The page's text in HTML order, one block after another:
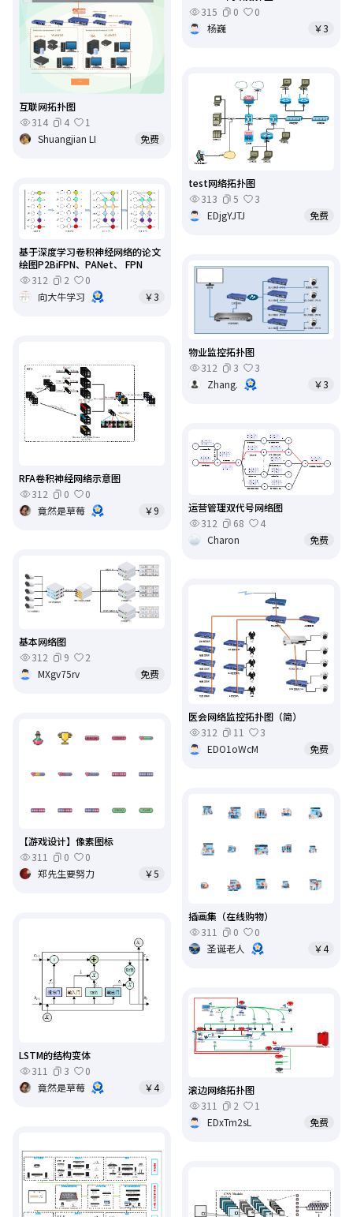
315
0
0
杨巍
￥3
互联网拓扑图
314
4
1
Shuangjian LI
免费
test网络拓扑图
313
5
3
EDjgYJTJ
免费
基于深度学习卷积神经网络的论文
绘图P2BiFPN、PANet、 FPN
312
2
0
向大牛学习
￥3
物业监控拓扑图
312
3
3
Zhang.
￥3
RFA卷积神经网络示意图
312
0
0
竟然是草莓
￥9
运营管理双代号网络图
312
68
4
Charon
免费
基本网络图
312
9
2
MXgv75rv
免费
医会网络监控拓扑图（简）
312
11
3
EDO1oWcM
免费
【游戏设计】像素图标
311
0
0
郑先生要努力
￥5
插画集（在线购物）
311
0
0
圣诞老人
￥4
LSTM的结构变体
311
3
0
竟然是草莓
￥4
滚边网络拓扑图
311
2
1
EDxTm2sL
免费